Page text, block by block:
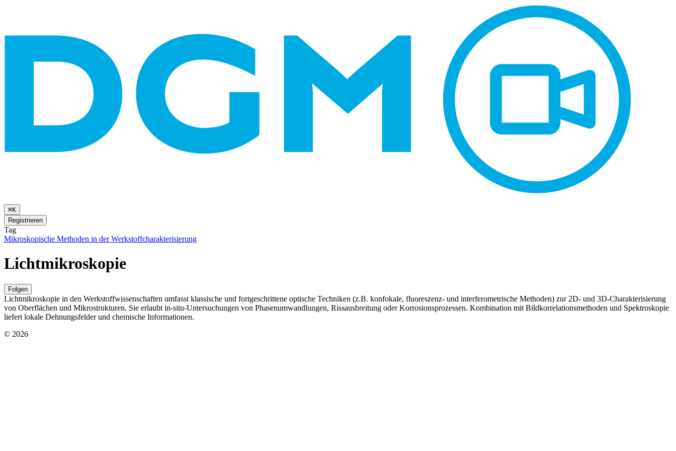
⌘K
Registrieren
Tag
Mikroskopische Methoden in der Werkstoffcharakterisierung
Lichtmikroskopie
Folgen
Lichtmikroskopie in den Werkstoffwissenschaften umfasst klassische und fortgeschrittene optische Techniken (z.B. konfokale, fluoreszenz‑ und interferometrische Methoden) zur 2D‑ und 3D‑Charakterisierung
von Oberflächen und Mikrostrukturen. Sie erlaubt in‑situ‑Untersuchungen von Phasenumwandlungen, Rissausbreitung oder Korrosionsprozessen. Kombination mit Bildkorrelationsmethoden und Spektroskopie
liefert lokale Dehnungsfelder und chemische Informationen.
© 2026